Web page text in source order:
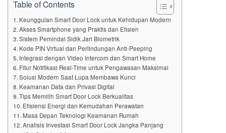
Table of Contents
Keunggulan Smart Door Lock untuk Kehidupan Modern
Akses Smartphone yang Praktis dan Efisien
Sistem Pemindai Sidik Jari Biometrik
Kode PIN Virtual dan Perlindungan Anti-Peeping
Integrasi dengan Video Intercom dan Smart Home
Fitur Notifikasi Real-Time untuk Pengawasan Maksimal
Solusi Modern Saat Lupa Membawa Kunci
Keamanan Data dan Privasi Digital
Tips Memilih Smart Door Lock Berkualitas
Efisiensi Energi dan Kemudahan Perawatan
Masa Depan Teknologi Keamanan Rumah
Analisis Investasi Smart Door Lock Jangka Panjang